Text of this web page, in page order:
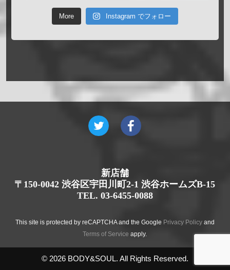
More Instagram でフォロー
新店舗
〒150-0042 渋谷区宇田川町2-1 渋谷ホームズB-15
TEL. 03-6455-0088
This site is protected by reCAPTCHA and the Google Privacy Policyand
Terms of Service apply.
© 2026 BODY&SOUL. All Rights Reserved.